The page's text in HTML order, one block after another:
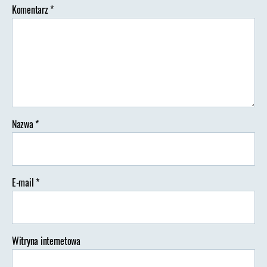
Komentarz*
Nazwa*
E-mail*
Witryna internetowa